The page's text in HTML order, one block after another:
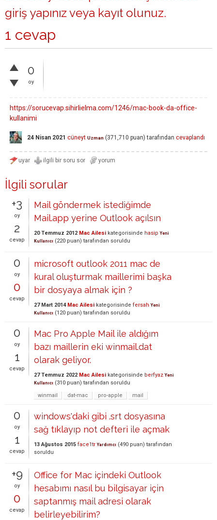
giriş yapınız veya kayıt olunuz.
1 cevap
0
oy
https://sorucevap.sihirlielma.com/1246/mac-book-da-office-
kullanimi
24 Nisan 2021 cüneyt Uzman (371,710 puan) tarafından cevaplandı
İlgili sorular
+3
oy
2
cevap
Mail göndermek istediğimde
Mail.app yerine Outlook açılsın
20 Temmuz 2012 Mac Ailesi kategorisinde hasip Yeni
Kullanıcı (220 puan) tarafından soruldu
0
oy
0
cevap
microsoft outlook 2011 mac de
kural oluşturmak maillerimi başka
bir dosyaya almak için ?
27 Mart 2014 Mac Ailesi kategorisinde fersah Yeni
Kullanıcı (120 puan) tarafından soruldu
0
oy
1
cevap
Mac Pro Apple Mail ile aldığım
bazı maillerin eki winmail.dat
olarak geliyor.
27 Temmuz 2022 Mac Ailesi kategorisinde berfyaz Yeni
Kullanıcı (310 puan) tarafından soruldu
winmail
dat-mac pro-apple mail
0
oy
1
cevap
windows'daki gibi .srt dosyasına
sağ tıklayıp not defteri ile açmak
13 Ağustos 2015 face1tr Yardımcı (490 puan) tarafından
soruldu
+9
oy
0
cevap
Office for Mac içindeki Outlook
hesabımı nasıl bu bilgisayar için
saptanmış mail adresi olarak
belirleyebilirim?